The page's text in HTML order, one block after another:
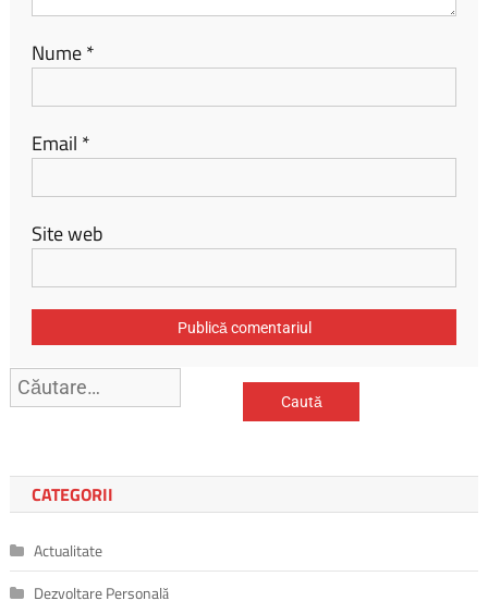
Nume*
Email *
Site web
Caută
după:
CATEGORII
Actualitate
Dezvoltare Personală